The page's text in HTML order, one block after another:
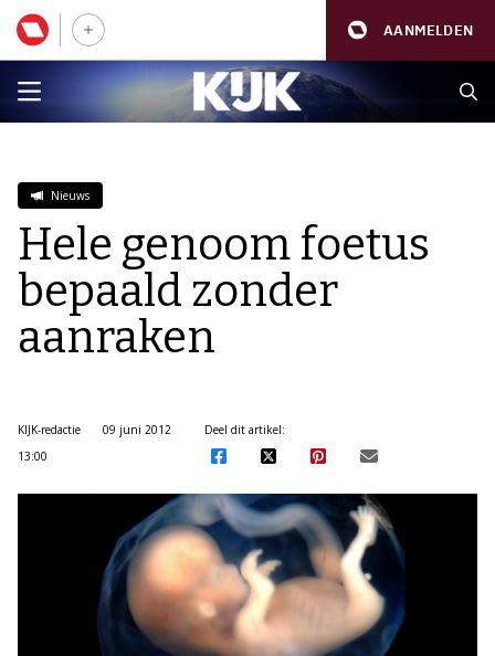
AANMELDEN
Nieuws
Hele genoom foetus
bepaald zonder
aanraken
KIJK-redactie
09 juni 2012
13:00
Deel dit artikel: